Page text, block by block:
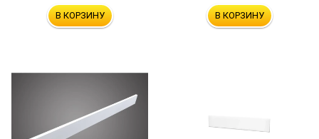
В КОРЗИНУ В КОРЗИНУ